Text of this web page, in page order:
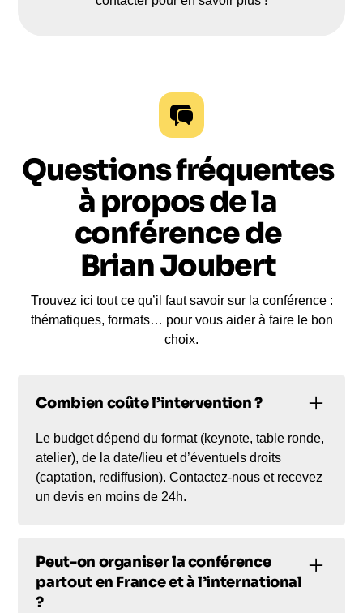
Questions fréquentes
à propos de la
conférence de
Brian Joubert
Trouvez ici tout ce qu’il faut savoir sur la conférence :
thématiques, formats… pour vous aider à faire le bon
choix.
Combien coûte l’intervention ?
Le budget dépend du format (keynote, table ronde,
atelier), de la date/lieu et d’éventuels droits
(captation, rediffusion). Contactez-nous et recevez
un devis en moins de 24h.
Peut-on organiser la conférence
partout en France et à l’international
?